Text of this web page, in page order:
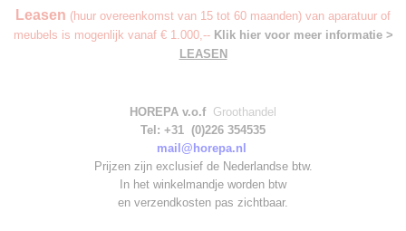
Leasen (huur overeenkomst van 15 tot 60 maanden) van aparatuur of
meubels is mogenlijk vanaf € 1.000,-- Klik hier voor meer informatie >
LEASEN
HOREPA v.o.f Groothandel
Tel: +31 (0)226 354535
mail@horepa.nl
Prijzen zijn exclusief de Nederlandse btw.
In het winkelmandje worden btw
en verzendkosten pas zichtbaar.